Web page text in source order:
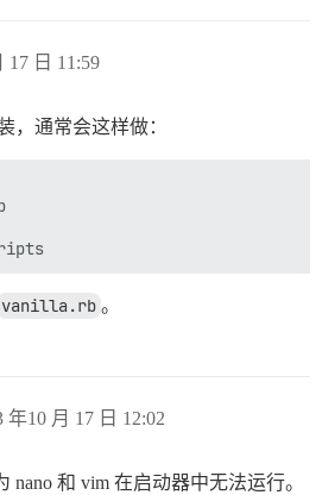
17 日 11:59
，通常会这样做：
vanilla.rb 。
年10 月 17 日 12:02
nano 和 vim 在启动器中无法运行。